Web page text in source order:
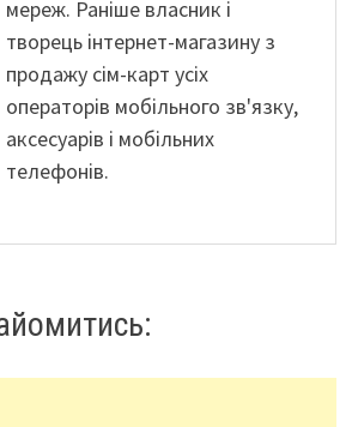
мереж. Раніше власник і
творець інтернет-магазину з
продажу сім-карт усіх
операторів мобільного зв'язку,
аксесуарів і мобільних
телефонів.